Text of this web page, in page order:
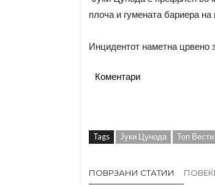
плоча и гумената бариера на
Инцидентот наметна црвено
Коментари
Tags Јуки Цунода Топ Вести
ПОВРЗАНИ СТАТИИ